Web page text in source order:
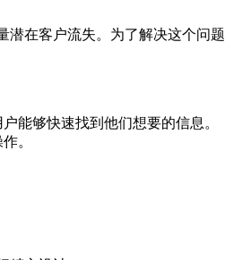
在客户流失。为了解决这个问
能够快速找到他们想要的信息。
。